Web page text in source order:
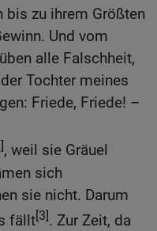
bis zu ihrem Größten
Und vom
alle Falschheit,
Tochter meines
Friede, Friede! –
, weil sie Gräuel
sich
sie nicht. Darum
fällt[3]. Zur Zeit, da